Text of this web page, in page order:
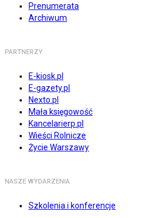
Prenumerata
Archiwum
PARTNERZY
E-kiosk.pl
E-gazety.pl
Nexto.pl
Mała księgowość
Kancelarierp.pl
Wieści Rolnicze
Życie Warszawy
NASZE WYDARZENIA
Szkolenia i konferencje